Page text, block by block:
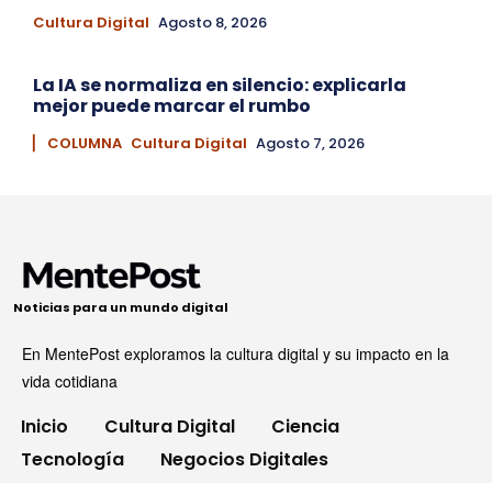
Cultura Digital Agosto 8, 2026
La IA se normaliza en silencio: explicarla
mejor puede marcar el rumbo
▏ COLUMNA Cultura Digital Agosto 7, 2026
Noticias para un mundo digital
En MentePost exploramos la cultura digital y su impacto en la
vida cotidiana
Inicio Cultura Digital
Ciencia
Tecnología
Negocios Digitales